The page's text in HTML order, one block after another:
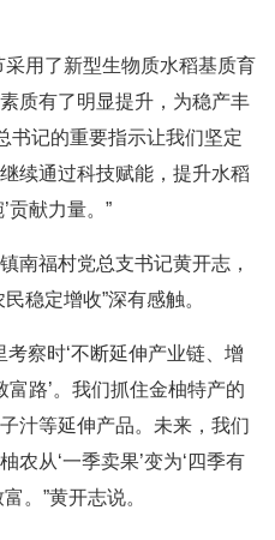
采用了新型生物质水稻基质育
质有了明显提升，为稳产丰
书记的重要指示让我们坚定
续通过科技赋能，提升水稻
贡献力量。”
南福村党总支书记黄开志，
稳定增收”深有感触。
察时‘不断延伸产业链、增
富路’。我们抓住金柚特产的
汁等延伸产品。未来，我们
农从‘一季卖果’变为‘四季有
。”黄开志说。